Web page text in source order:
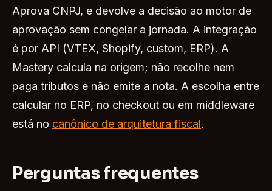
Aprova CNPJ, e devolve a decisão ao motor de
aprovação sem congelar a jornada. A integração
é por API (VTEX, Shopify, custom, ERP). A
Mastery calcula na origem; não recolhe nem
paga tributos e não emite a nota. A escolha entre
calcular no ERP, no checkout ou em middleware
está no canônico de arquitetura fiscal.
Perguntas frequentes